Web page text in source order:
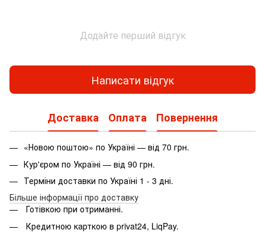
Додайте перший відгук
Написати відгук
Доставка Оплата Повернення
«Новою поштою» по Україні — від 70 грн.
Кур'єром по Україні — від 90 грн.
Терміни доставки по Україні 1 - 3 дні.
Більше інформації про доставку
Готівкою при отриманні.
Кредитною карткою в privat24, LiqPay.